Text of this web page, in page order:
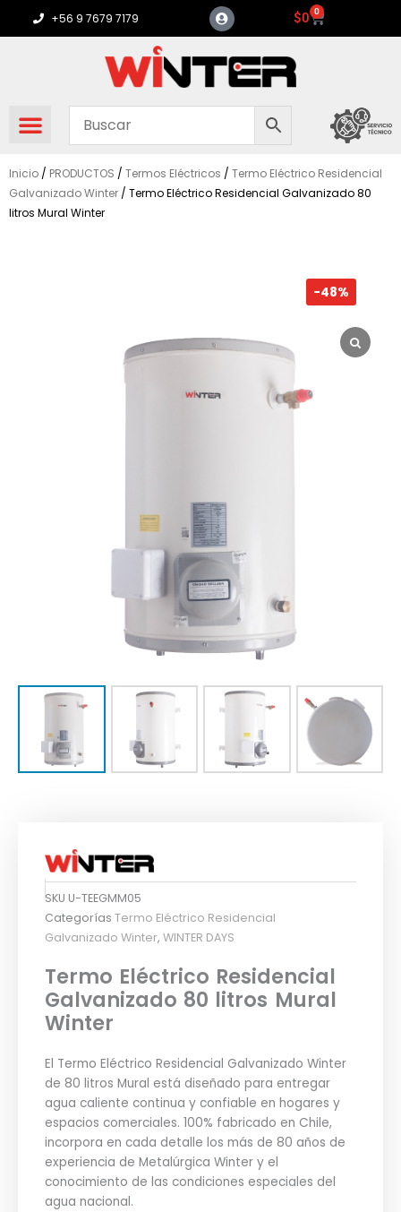
+56 9 7679 7179 $0 0
Carrito
Inicio / PRODUCTOS / Termos Eléctricos / Termo Eléctrico Residencial
Galvanizado Winter / Termo Eléctrico Residencial Galvanizado 80
litros Mural Winter
-48%
SKU U-TEEGMM05
Categorías Termo Eléctrico Residencial
Galvanizado Winter, WINTER DAYS
Termo Eléctrico Residencial
Galvanizado 80 litros Mural
Winter
El Termo Eléctrico Residencial Galvanizado Winter
de 80 litros Mural está diseñado para entregar
agua caliente continua y confiable en hogares y
espacios comerciales. 100% fabricado en Chile,
incorpora en cada detalle los más de 80 años de
experiencia de Metalúrgica Winter y el
conocimiento de las condiciones especiales del
agua nacional.